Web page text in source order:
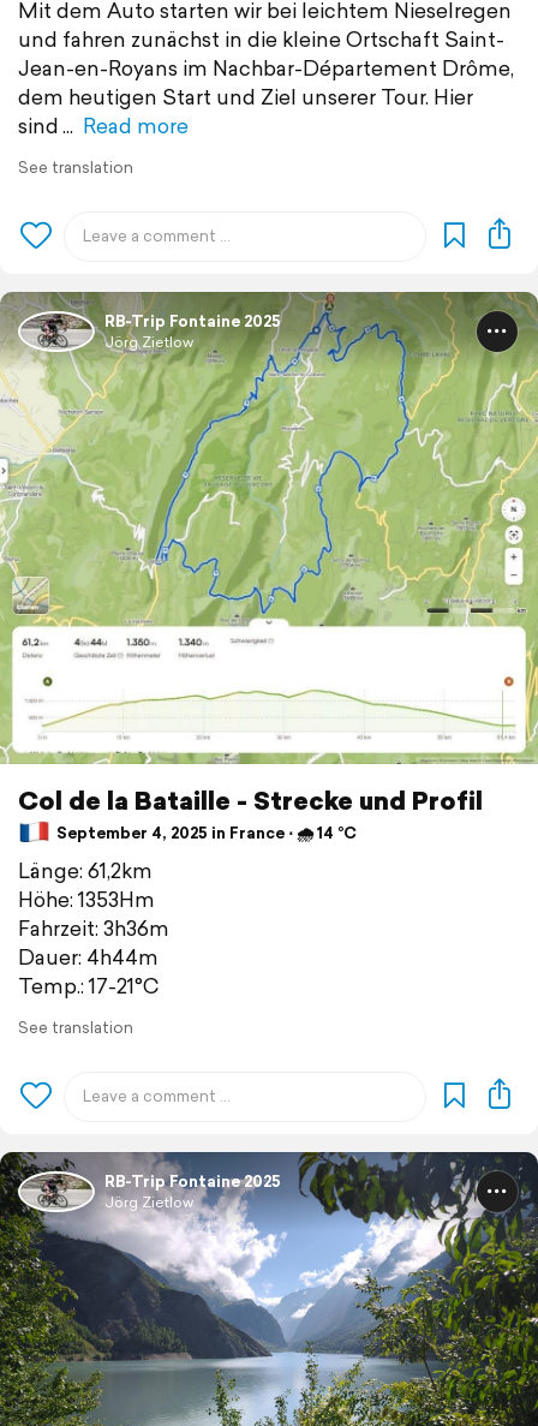
Mit dem Auto starten wir bei leichtem Nieselregen
und fahren zunächst in die kleine Ortschaft Saint-
Jean-en-Royans im Nachbar-Département Drôme,
dem heutigen Start und Ziel unserer Tour. Hier
sind
Read more
See translation
RB-Trip Fontaine 2025
Jörg Zietlow
Col de la Bataille - Strecke und Profil
September 4, 2025 in France ⋅ 🌧 14 °C
Länge: 61,2km
Höhe: 1353Hm
Fahrzeit: 3h36m
Dauer: 4h44m
Temp.: 17-21°C
See translation
RB-Trip Fontaine 2025
Jörg Zietlow